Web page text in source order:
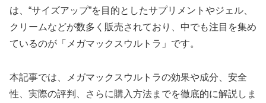
は、“サイズアップ”を目的としたサプリメントやジェル、
クリームなどが数多く販売されており、中でも注目を集め
ているのが「メガマックスウルトラ」です。
本記事では、メガマックスウルトラの効果や成分、安全
性、実際の評判、さらに購入方法までを徹底的に解説しま